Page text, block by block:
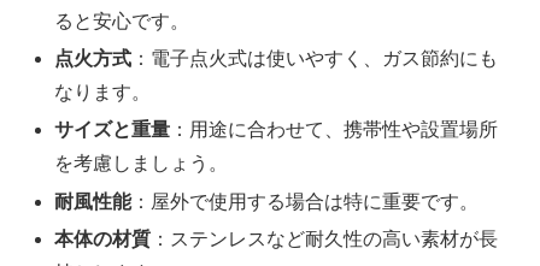
ると安心です。
点火方式 ：電子点火式は使いやすく、ガス節約にも
なります。
サイズと重量 ：用途に合わせて、携帯性や設置場所
を考慮しましょう。
耐風性能：屋外で使用する場合は特に重要です。
本体の材質 ：ステンレスなど耐久性の高い素材が長